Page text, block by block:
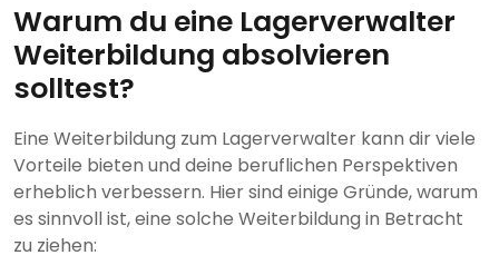
Warum du eine Lagerverwalter
Weiterbildung absolvieren
solltest?
Eine Weiterbildung zum Lagerverwalter kann dir viele
Vorteile bieten und deine beruflichen Perspektiven
erheblich verbessern. Hier sind einige Gründe, warum
es sinnvoll ist, eine solche Weiterbildung in Betracht
zu ziehen: